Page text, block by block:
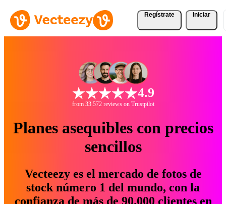
Regístrate Iniciar
4.9
from 33.572 reviews on Trustpilot
Planes asequibles con precios
sencillos
Vecteezy es el mercado de fotos de
stock número 1 del mundo, con la
confianza de más de 90.000 clientes en